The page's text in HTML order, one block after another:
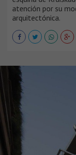
atención por su
arquitectónica.